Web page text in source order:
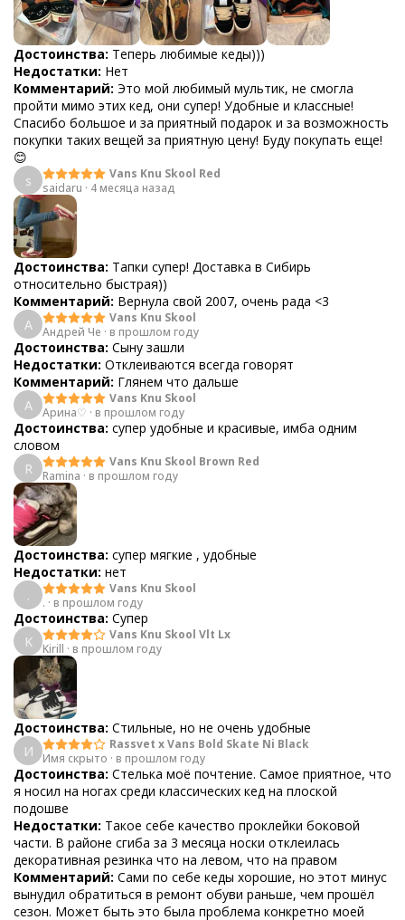
Достоинства: Теперь любимые кеды)))
Недостатки: Нет
Комментарий: Это мой любимый мультик, не смогла
пройти мимо этих кед, они супер! Удобные и классные!
Спасибо большое и за приятный подарок и за возможность
покупки таких вещей за приятную цену! Буду покупать еще!
😊
s
Vans Knu Skool Red
saidaru · 4 месяца назад
Достоинства: Тапки супер! Доставка в Сибирь
относительно быстрая))
Комментарий: Вернула свой 2007, очень рада <3
А
Vans Knu Skool
Андрей Че · в прошлом году
Достоинства: Сыну зашли
Недостатки: Отклеиваются всегда говорят
Комментарий: Глянем что дальше
А
Vans Knu Skool
Арина♡ · в прошлом году
Достоинства: супер удобные и красивые, имба одним
словом
R
Vans Knu Skool Brown Red
Ramina · в прошлом году
Достоинства: супер мягкие , удобные
Недостатки: нет
.
Vans Knu Skool
. · в прошлом году
Достоинства: Супер
K
Vans Knu Skool Vlt Lx
Kirill · в прошлом году
Достоинства: Стильные, но не очень удобные
И
Rassvet x Vans Bold Skate Ni Black
Имя скрыто · в прошлом году
Достоинства: Стелька моё почтение. Самое приятное, что
я носил на ногах среди классических кед на плоской
подошве
Недостатки: Такое себе качество проклейки боковой
части. В районе сгиба за 3 месяца носки отклеилась
декоративная резинка что на левом, что на правом
Комментарий: Сами по себе кеды хорошие, но этот минус
вынудил обратиться в ремонт обуви раньше, чем прошёл
сезон. Может быть это была проблема конкретно моей